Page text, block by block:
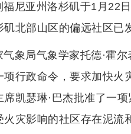
福尼亚州洛杉矶于1月22
北部山区的偏远社区已
气象局气象学家托德·霍
项行政命令，要求加快
凯瑟琳·巴杰批准了一
火灾影响的社区存在泥